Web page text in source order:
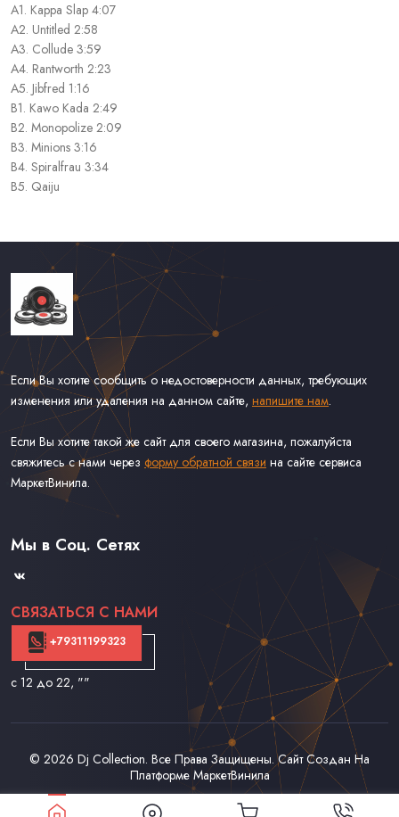
A1. Kappa Slap 4:07
A2. Untitled 2:58
A3. Collude 3:59
A4. Rantworth 2:23
A5. Jibfred 1:16
B1. Kawo Kada 2:49
B2. Monopolize 2:09
B3. Minions 3:16
B4. Spiralfrau 3:34
B5. Qaiju
Если Вы хотите сообщить о недостоверности данных, требующих
изменения или удаления на данном сайте, напишите нам.
Если Вы хотите такой же сайт для своего магазина, пожалуйста
свяжитесь с нами через форму обратной связи на сайте сервиса
МаркетВинила.
Каталог Винила, CD и Кассет
Доставка и Оплата
Мы в Соц. Сетях
СВЯЗАТЬСЯ С НАМИ
+79311199323
с 12 до 22, ""
© 2026 Dj Collection. Все Права Защищены. Сайт Создан На
Платформе МаркетВинила